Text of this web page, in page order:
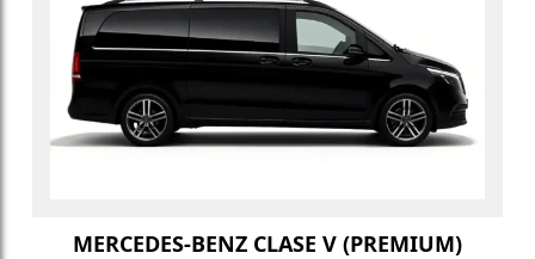
MERCEDES-BENZ CLASE V (PREMIUM)